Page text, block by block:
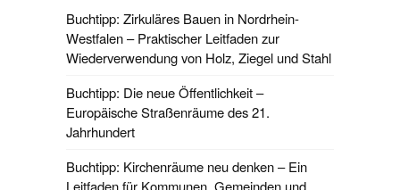
Buchtipp: Zirkuläres Bauen in Nordrhein-
Westfalen – Praktischer Leitfaden zur
Wiederverwendung von Holz, Ziegel und Stahl
Buchtipp: Die neue Öffentlichkeit –
Europäische Straßenräume des 21.
Jahrhundert
Buchtipp: Kirchenräume neu denken – Ein
Leitfaden für Kommunen, Gemeinden und